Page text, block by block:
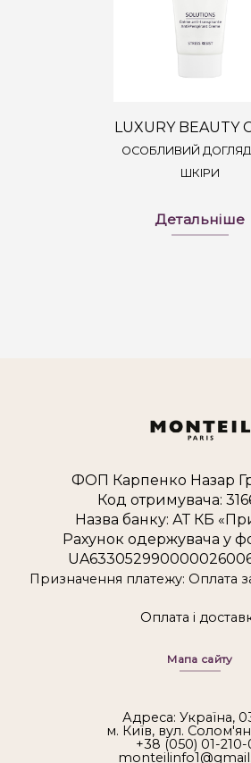
LUXURY BEAUTY
ОСОБЛИВИЙ
ШКІРИ
Детальніше
ФОП Карпенко Назар
Код отримувача:
Назва банку: АТ КБ
Рахунок одержувача у
Призначення платежу: Оплата
Оплата і
Мапа сайту
Адреса: Україна,
м. Київ, вул.
+38 (050) 01-